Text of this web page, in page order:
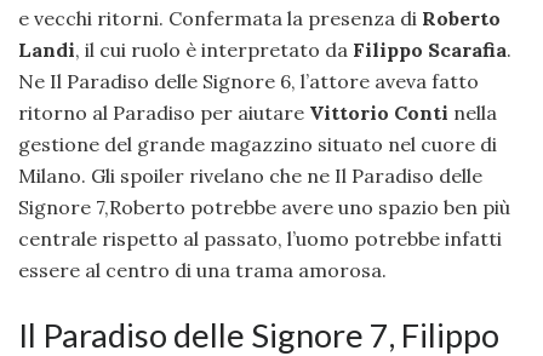
e vecchi ritorni. Confermata la presenza di Roberto
Landi, il cui ruolo è interpretato da Filippo Scarafia.
Ne Il Paradiso delle Signore 6, l’attore aveva fatto
ritorno al Paradiso per aiutare Vittorio Conti nella
gestione del grande magazzino situato nel cuore di
Milano. Gli spoiler rivelano che ne Il Paradiso delle
Signore 7,Roberto potrebbe avere uno spazio ben più
centrale rispetto al passato, l’uomo potrebbe infatti
essere al centro di una trama amorosa.
Il Paradiso delle Signore 7, Filippo